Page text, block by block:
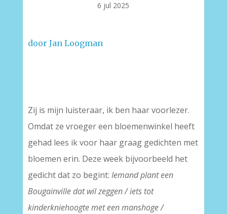
6 jul 2025
door Jan Loogman
Zij is mijn luisteraar, ik ben haar voorlezer.
Omdat ze vroeger een bloemenwinkel heeft
gehad lees ik voor haar graag gedichten met
bloemen erin. Deze week bijvoorbeeld het
gedicht dat zo begint: Iemand plant een
Bougainville dat wil zeggen / iets tot
kinderkniehoogte met een manshoge /